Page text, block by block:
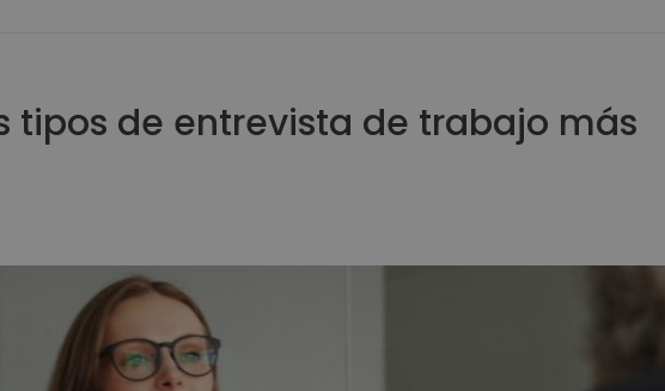
tipos de entrevista de trabajo más